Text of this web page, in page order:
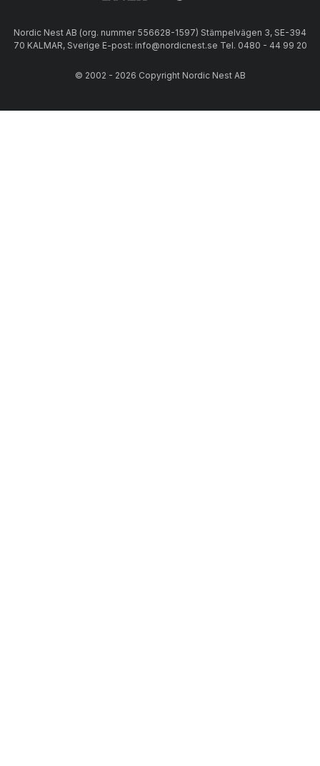
Nordic Nest AB (org. nummer 556628-1597) Stämpelvägen 3, SE-394
70 KALMAR, Sverige E-post: info@nordicnest.se Tel. 0480 - 44 99 20
© 2002 - 2026 Copyright Nordic Nest AB